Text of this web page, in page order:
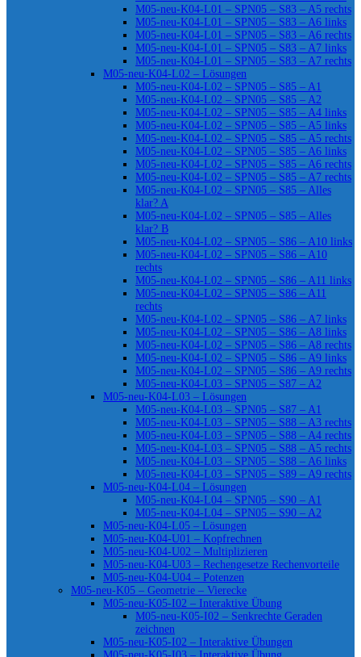
M05-neu-K04-L01 – SPN05 – S83 – A5 rechts
M05-neu-K04-L01 – SPN05 – S83 – A6 links
M05-neu-K04-L01 – SPN05 – S83 – A6 rechts
M05-neu-K04-L01 – SPN05 – S83 – A7 links
M05-neu-K04-L01 – SPN05 – S83 – A7 rechts
M05-neu-K04-L02 – Lösungen
M05-neu-K04-L02 – SPN05 – S85 – A1
M05-neu-K04-L02 – SPN05 – S85 – A2
M05-neu-K04-L02 – SPN05 – S85 – A4 links
M05-neu-K04-L02 – SPN05 – S85 – A5 links
M05-neu-K04-L02 – SPN05 – S85 – A5 rechts
M05-neu-K04-L02 – SPN05 – S85 – A6 links
M05-neu-K04-L02 – SPN05 – S85 – A6 rechts
M05-neu-K04-L02 – SPN05 – S85 – A7 rechts
M05-neu-K04-L02 – SPN05 – S85 – Alles
klar? A
M05-neu-K04-L02 – SPN05 – S85 – Alles
klar? B
M05-neu-K04-L02 – SPN05 – S86 – A10 links
M05-neu-K04-L02 – SPN05 – S86 – A10
rechts
M05-neu-K04-L02 – SPN05 – S86 – A11 links
M05-neu-K04-L02 – SPN05 – S86 – A11
rechts
M05-neu-K04-L02 – SPN05 – S86 – A7 links
M05-neu-K04-L02 – SPN05 – S86 – A8 links
M05-neu-K04-L02 – SPN05 – S86 – A8 rechts
M05-neu-K04-L02 – SPN05 – S86 – A9 links
M05-neu-K04-L02 – SPN05 – S86 – A9 rechts
M05-neu-K04-L03 – SPN05 – S87 – A2
M05-neu-K04-L03 – Lösungen
M05-neu-K04-L03 – SPN05 – S87 – A1
M05-neu-K04-L03 – SPN05 – S88 – A3 rechts
M05-neu-K04-L03 – SPN05 – S88 – A4 rechts
M05-neu-K04-L03 – SPN05 – S88 – A5 rechts
M05-neu-K04-L03 – SPN05 – S88 – A6 links
M05-neu-K04-L03 – SPN05 – S89 – A9 rechts
M05-neu-K04-L04 – Lösungen
M05-neu-K04-L04 – SPN05 – S90 – A1
M05-neu-K04-L04 – SPN05 – S90 – A2
M05-neu-K04-L05 – Lösungen
M05-neu-K04-U01 – Kopfrechnen
M05-neu-K04-U02 – Multiplizieren
M05-neu-K04-U03 – Rechengesetze Rechenvorteile
M05-neu-K04-U04 – Potenzen
M05-neu-K05 – Geometrie – Vierecke
M05-neu-K05-I02 – Interaktive Übung
M05-neu-K05-I02 – Senkrechte Geraden
zeichnen
M05-neu-K05-I02 – Interaktive Übungen